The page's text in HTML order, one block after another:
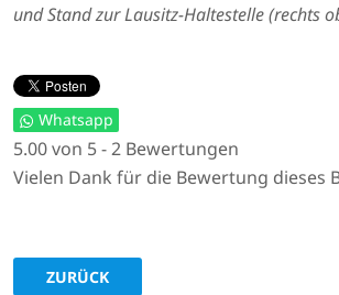
und Stand zur Lausitz-Haltestelle (rechts
Whatsapp
5.00 von 5 - 2 Bewertungen
Vielen Dank für die Bewertung dieses
VORHERIGER BEITRAG: AUFGABEN
ZURÜCK